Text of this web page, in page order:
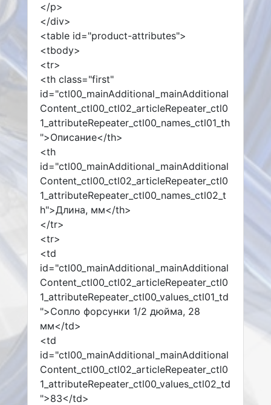
</p>
</div>
<table id="product-attributes">
<tbody>
<tr>
<th class="first"
id="ctl00_mainAdditional_mainAdditional
Content_ctl00_ctl02_articleRepeater_ctl0
1_attributeRepeater_ctl00_names_ctl01_th
">Описание</th>
<th
id="ctl00_mainAdditional_mainAdditional
Content_ctl00_ctl02_articleRepeater_ctl0
1_attributeRepeater_ctl00_names_ctl02_t
h">Длина, мм</th>
</tr>
<tr>
<td
id="ctl00_mainAdditional_mainAdditional
Content_ctl00_ctl02_articleRepeater_ctl0
1_attributeRepeater_ctl00_values_ctl01_td
">Сопло форсунки 1/2 дюйма, 28
мм</td>
<td
id="ctl00_mainAdditional_mainAdditional
Content_ctl00_ctl02_articleRepeater_ctl0
1_attributeRepeater_ctl00_values_ctl02_td
">83</td>